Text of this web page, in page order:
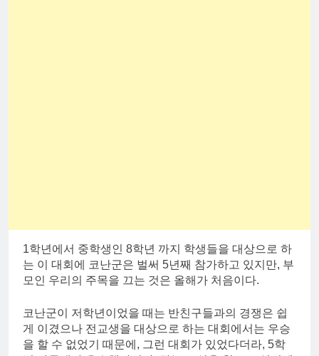
1학년에서 중학생인 8학년 까지 학생들을 대상으로 하
는 이 대회에 코난군은 벌써 5년째 참가하고 있지만, 부
모인 우리의 주목을 끄는 것은 올해가 처음이다.
코난군이 저학년이었을 때는 반친구들과의 경쟁은 쉽
게 이겼으나 전교생을 대상으로 하는 대회에서는 우승
을 할 수 없었기 때문에, 그런 대회가 있었다더라, 5학